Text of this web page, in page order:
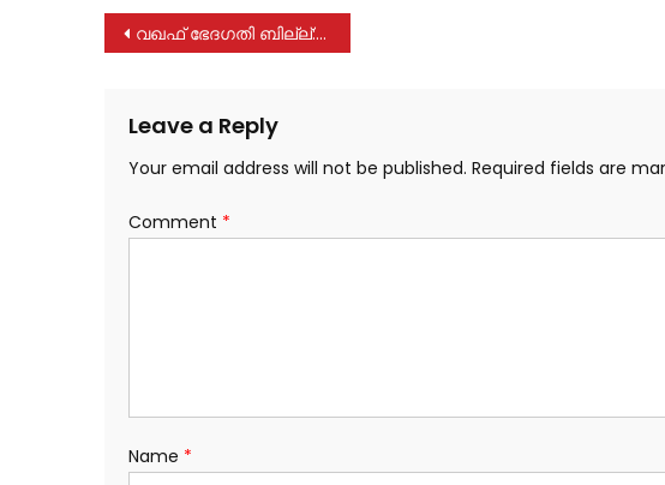
Post
വഖഫ് ഭേദഗതി ബില്ല്: ഭരണഘടനാവിരുദ്ധവും മൗലികാവകാശങ്ങള്‍ക്ക് മേലുള്ള കടന്നു കയറ്റവും; എ ഐ വൈ എഫ്
Leave a Reply
Your email address will not be published. Required fields are
Comment *
Name *